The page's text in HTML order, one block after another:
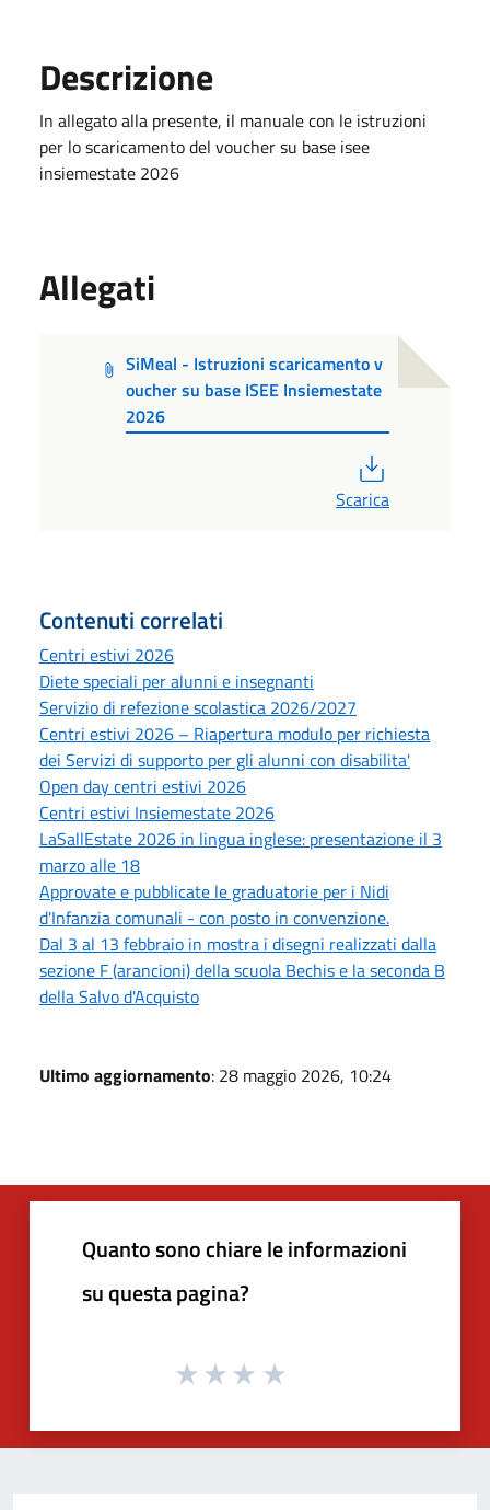
Descrizione
In allegato alla presente, il manuale con le istruzioni
per lo scaricamento del voucher su base isee
insiemestate 2026
Allegati
SiMeal - Istruzioni scaricamento v
oucher su base ISEE Insiemestate
2026
Scarica
Contenuti correlati
Centri estivi 2026
Diete speciali per alunni e insegnanti
Servizio di refezione scolastica 2026/2027
Centri estivi 2026 – Riapertura modulo per richiesta
dei Servizi di supporto per gli alunni con disabilita'
Open day centri estivi 2026
Centri estivi Insiemestate 2026
LaSallEstate 2026 in lingua inglese: presentazione il 3
marzo alle 18
Approvate e pubblicate le graduatorie per i Nidi
d'Infanzia comunali - con posto in convenzione.
Dal 3 al 13 febbraio in mostra i disegni realizzati dalla
sezione F (arancioni) della scuola Bechis e la seconda B
della Salvo d'Acquisto
Ultimo aggiornamento: 28 maggio 2026, 10:24
Quanto sono chiare le informazioni
su questa pagina?